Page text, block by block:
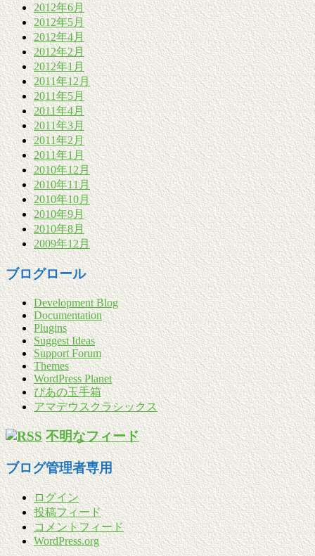
2012年6月
2012年5月
2012年4月
2012年2月
2012年1月
2011年12月
2011年5月
2011年4月
2011年3月
2011年2月
2011年1月
2010年12月
2010年11月
2010年10月
2010年9月
2010年8月
2009年12月
ブログロール
Development Blog
Documentation
Plugins
Suggest Ideas
Support Forum
Themes
WordPress Planet
ぴあの玉手箱
アマデウスクラシックス
不明なフィード
ブログ管理者専用
ログイン
投稿フィード
コメントフィード
WordPress.org